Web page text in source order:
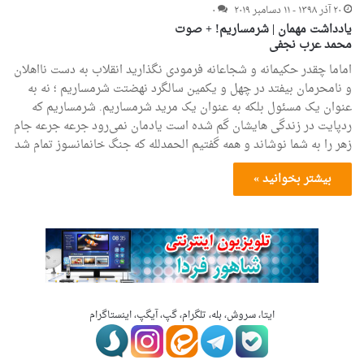
۲۰ آذر ۱۳۹۸ - ۱۱ دسامبر ۲۰۱۹
۰
یادداشت مهمان | شرمساریم! + صوت
محمد عرب نجفی
اماما چقدر حکیمانه و شجاعانه فرمودی نگذارید انقلاب به دست نااهلان
و نامحرمان بیفتد در چهل و یکمین سالگرد نهضتت شرمساریم ؛ نه به
عنوان یک مسئول بلکه به عنوان یک مرید شرمساریم. شرمساریم که
ردپایت در زندگی هایشان گم شده است یادمان نمی‌رود جرعه جرعه جام
زهر را به شما نوشاند و همه گفتیم الحمدلله که جنگ خانمانسوز تمام شد
بیشتر بخوانید »
ایتا، سروش، بله، تلگرام، گپ، آیگپ، اینستاگرام